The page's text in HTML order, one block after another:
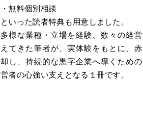
・無料個別相談
といった読者特典も用意しました。
多様な業種・立場を経験、数々の経
えてきた筆者が、実体験をもとに、
却し、持続的な黒字企業へ導くため
営者の心強い支えとなる１冊です。